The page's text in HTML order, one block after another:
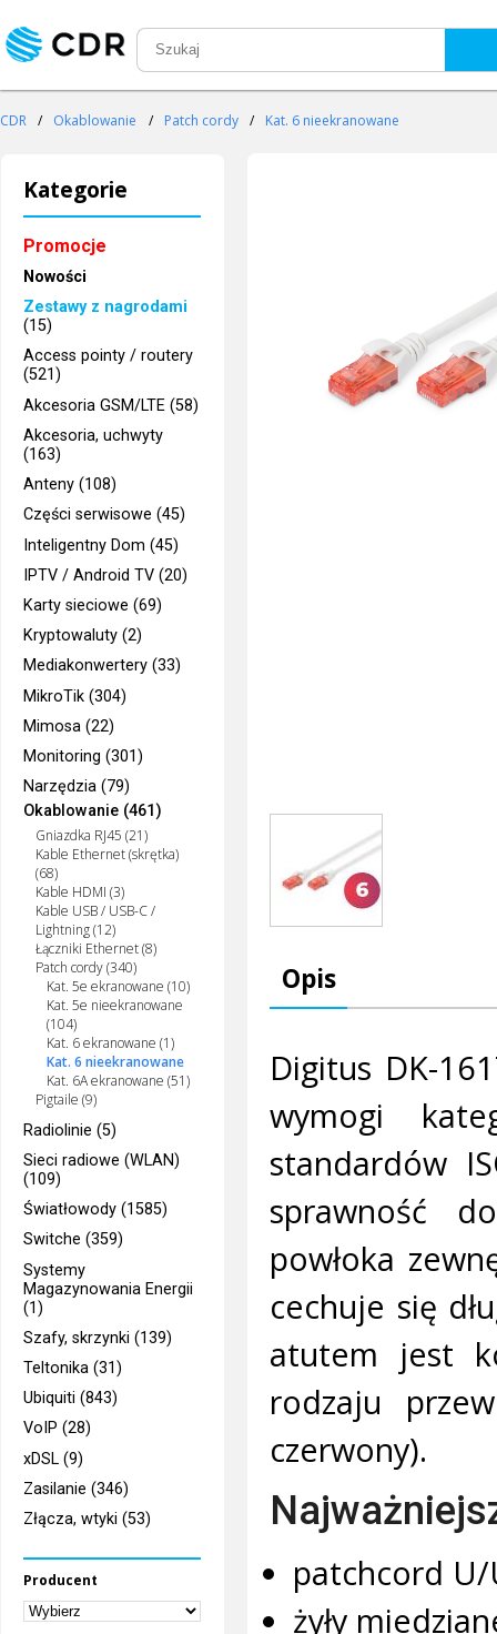
CDR / Okablowanie / Patch cordy / Kat. 6 nieekranowane
Kategorie
Promocje
Nowości
Zestawy z nagrodami
(15)
Access pointy / routery
(521)
Akcesoria GSM/LTE (58)
Akcesoria, uchwyty
(163)
Anteny (108)
Części serwisowe (45)
Inteligentny Dom (45)
IPTV / Android TV (20)
Karty sieciowe (69)
Kryptowaluty (2)
Mediakonwertery (33)
MikroTik (304)
Mimosa (22)
Monitoring (301)
Narzędzia (79)
Okablowanie (461)
Gniazdka RJ45 (21)
Kable Ethernet (skrętka)
(68)
Kable HDMI (3)
Kable USB / USB-C /
Lightning (12)
Łączniki Ethernet (8)
Patch cordy (340)
Kat. 5e ekranowane (10)
Kat. 5e nieekranowane
(104)
Kat. 6 ekranowane (1)
Kat. 6 nieekranowane
Kat. 6A ekranowane (51)
Pigtaile (9)
Radiolinie (5)
Sieci radiowe (WLAN)
(109)
Światłowody (1585)
Switche (359)
Systemy
Magazynowania Energii
(1)
Szafy, skrzynki (139)
Teltonika (31)
Ubiquiti (843)
VoIP (28)
xDSL (9)
Zasilanie (346)
Złącza, wtyki (53)
Producent
Opis
Digitus DK-
wymogi
standardów
sprawność
powłoka
cechuje się
atutem jest
rodzaju
czerwony).
patchcord U/
żyły